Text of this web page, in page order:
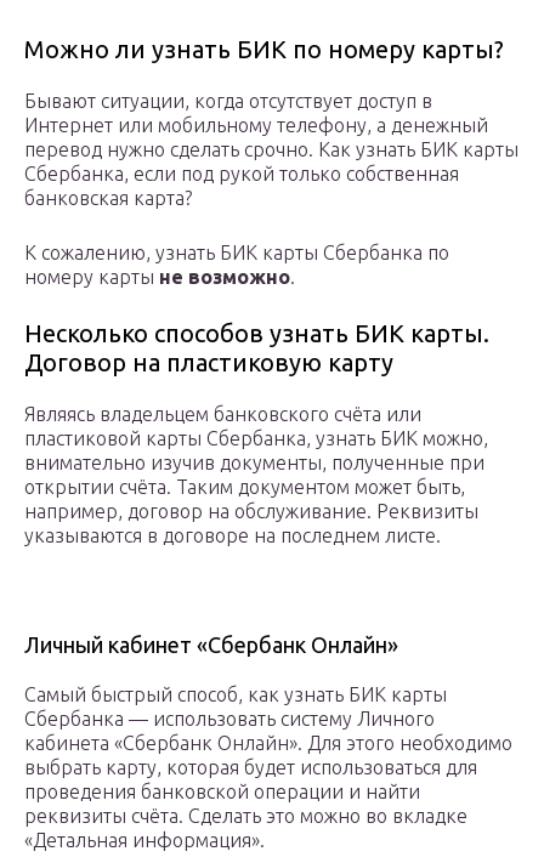
Можно ли узнать БИК по номеру карты?
Бывают ситуации, когда отсутствует доступ в
Интернет или мобильному телефону, а денежный
перевод нужно сделать срочно. Как узнать БИК карты
Сбербанка, если под рукой только собственная
банковская карта?
К сожалению, узнать БИК карты Сбербанка по
номеру карты не возможно.
Несколько способов узнать БИК карты.
Договор на пластиковую карту
Являясь владельцем банковского счёта или
пластиковой карты Сбербанка, узнать БИК можно,
внимательно изучив документы, полученные при
открытии счёта. Таким документом может быть,
например, договор на обслуживание. Реквизиты
указываются в договоре на последнем листе.
Личный кабинет «Сбербанк Онлайн»
Самый быстрый способ, как узнать БИК карты
Сбербанка — использовать систему Личного
кабинета «Сбербанк Онлайн». Для этого необходимо
выбрать карту, которая будет использоваться для
проведения банковской операции и найти
реквизиты счёта. Сделать это можно во вкладке
«Детальная информация».